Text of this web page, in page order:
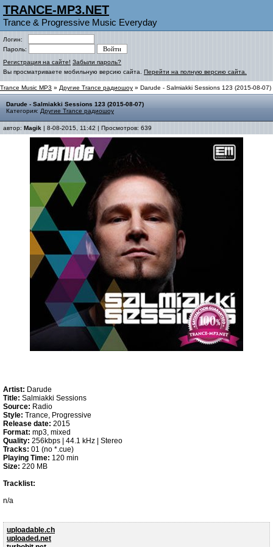
TRANCE-MP3.NET
Trance & Progressive Music Everyday
Логин:
Пароль:
Регистрация на сайте! Забыли пароль?
Вы просматриваете мобильную версию сайта. Перейти на полную версию сайта.
Trance Music MP3 » Другие Trance радиошоу » Darude - Salmiakki Sessions 123 (2015-08-07)
Darude - Salmiakki Sessions 123 (2015-08-07)
Категория: Другие Trance радиошоу
автор: Magik | 8-08-2015, 11:42 | Просмотров: 639
Artist: Darude
Title: Salmiakki Sessions
Source: Radio
Style: Trance, Progressive
Release date: 2015
Format: mp3, mixed
Quality: 256kbps | 44.1 kHz | Stereo
Tracks: 01 (no *.cue)
Playing Time: 120 min
Size: 220 MB
Tracklist:
n/a
uploadable.ch
uploaded.net